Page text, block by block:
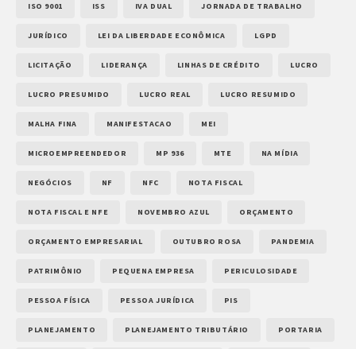
ISO 9001 ISS IVA DUAL JORNADA DE TRABALHO
JURÍDICO LEI DA LIBERDADE ECONÔMICA LGPD
LICITAÇÃO LIDERANÇA LINHAS DE CRÉDITO LUCRO
LUCRO PRESUMIDO LUCRO REAL LUCRO RESUMIDO
MALHA FINA MANIFESTACAO MEI
MICROEMPREENDEDOR MP 936 MTE NA MÍDIA
NEGÓCIOS NF NFC NOTA FISCAL
NOTA FISCAL E NFE NOVEMBRO AZUL ORÇAMENTO
ORÇAMENTO EMPRESARIAL OUTUBRO ROSA PANDEMIA
PATRIMÔNIO PEQUENA EMPRESA PERICULOSIDADE
PESSOA FÍSICA PESSOA JURÍDICA PIS
PLANEJAMENTO PLANEJAMENTO TRIBUTÁRIO PORTARIA